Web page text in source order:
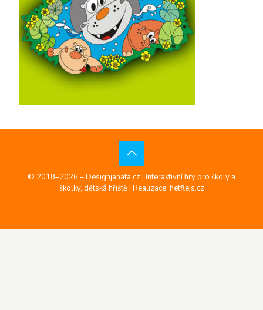
© 2018–2026 – Designjanata.cz | Interaktivní hry pro školy a
školky, dětská hřiště | Realizace: hetflejs.cz